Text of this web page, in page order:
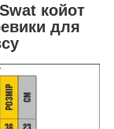
койот
для